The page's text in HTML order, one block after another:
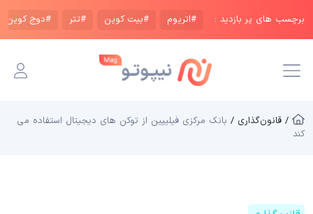
برچسب های پر بازدید : #اتریوم #بیت کوین #تتر #دوج کوین
/ قانون‌گذاری / بانک مرکزی فیلیپین از توکن های دیجیتال استفاده می
کند